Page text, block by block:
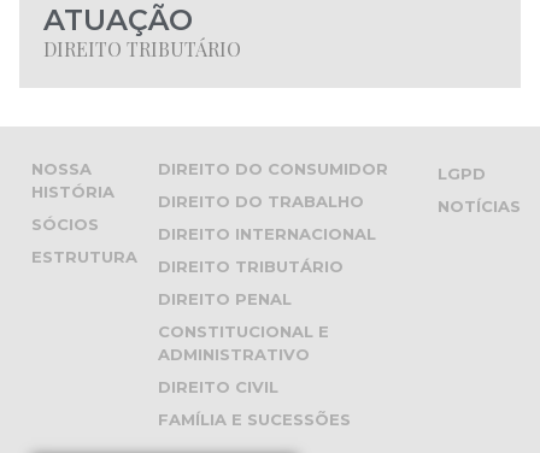
ATUAÇÃO
DIREITO TRIBUTÁRIO
NOSSA
HISTÓRIA
SÓCIOS
ESTRUTURA
DIREITO DO CONSUMIDOR
DIREITO DO TRABALHO
DIREITO INTERNACIONAL
DIREITO TRIBUTÁRIO
DIREITO PENAL
CONSTITUCIONAL E
ADMINISTRATIVO
DIREITO CIVIL
FAMÍLIA E SUCESSÕES
LGPD
NOTÍCIAS